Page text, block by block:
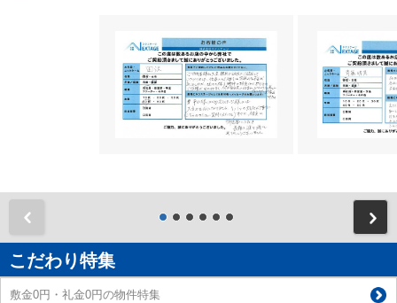
こだわり特集
敷金0円・礼金0円の物件特集